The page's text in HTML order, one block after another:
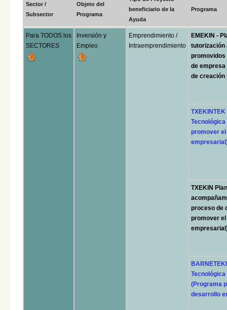
Sector /
Subsector
Objeto del
Programa
beneficiario de la
Ayuda
Programa
Para TODOS los
SECTORES
Inversión y
Empleo
Emprendimiento /
Intraemprendimiento
EMEKIN -
tutorización
promovidos
de
de creación
promover
TXEKIN
proceso de
promover
(Programa
desarrollo